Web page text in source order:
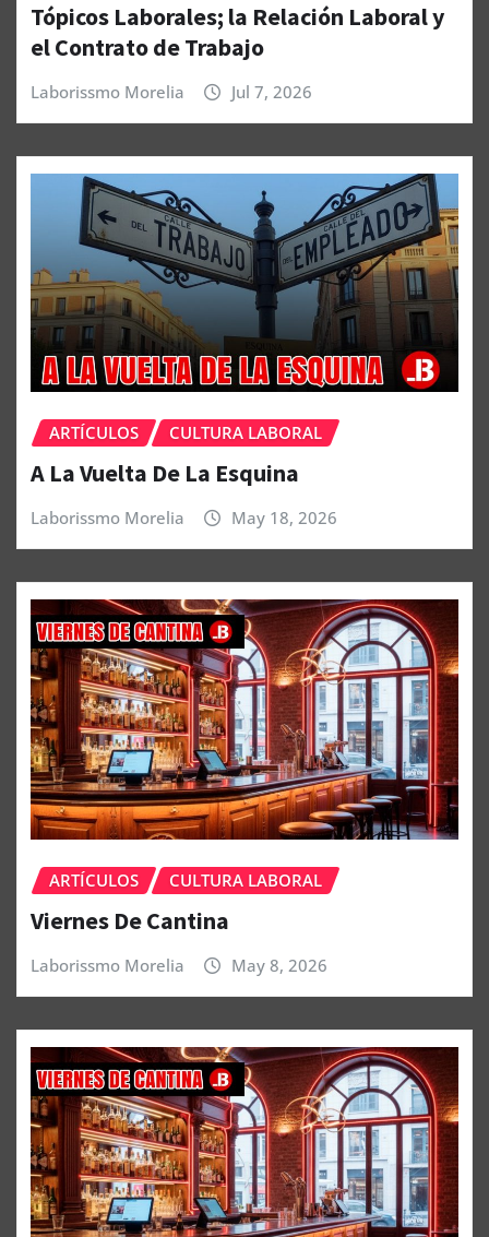
Tópicos Laborales; la Relación Laboral y
el Contrato de Trabajo
Laborissmo Morelia Jul 7, 2026
ARTÍCULOS CULTURA LABORAL
A La Vuelta De La Esquina
Laborissmo Morelia May 18, 2026
ARTÍCULOS CULTURA LABORAL
Viernes De Cantina
Laborissmo Morelia May 8, 2026